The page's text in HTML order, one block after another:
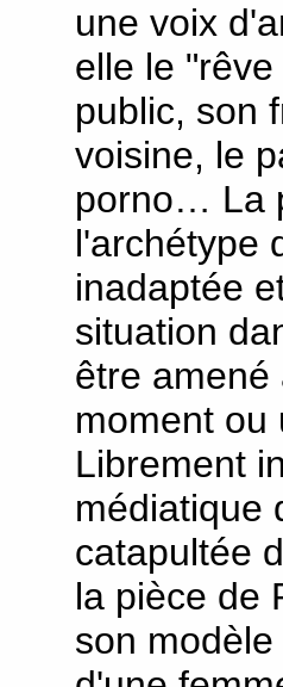
une voix
elle le
public, son
voisine, le
porno… La
l'archétype
inadaptée
situation
être amené
moment ou
Librement
médiatique
catapultée
la pièce de
son